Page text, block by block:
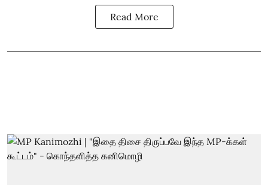
Read More